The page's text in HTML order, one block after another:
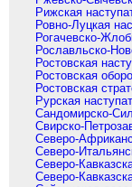
Рижская
Ровно-Луцкая
Рогачевско-
Рославльско-
Ростовская
Ростовская
Ростовская
Рурская
Сандомирско-
Свирско-
Северо-
Северо-
Северо-
Северо-